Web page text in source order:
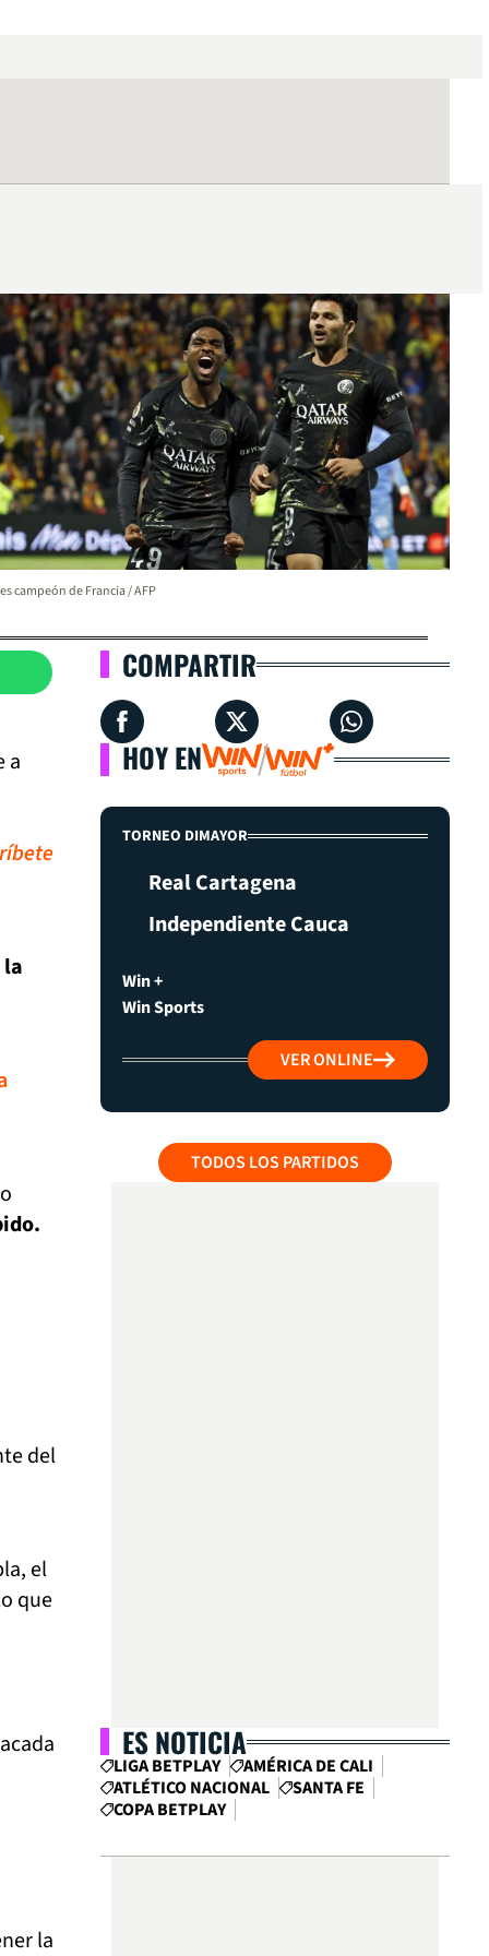
es campeón de Francia / AFP
a
del
el
que
la
COMPARTIR
HOY EN
TORNEO DIMAYOR
Real Cartagena
Independiente Cauca
Win +
Win Sports
VER ONLINE
TODOS LOS PARTIDOS
ES NOTICIA
LIGA BETPLAY
AMÉRICA DE CALI
ATLÉTICO NACIONAL
SANTA FE
COPA BETPLAY